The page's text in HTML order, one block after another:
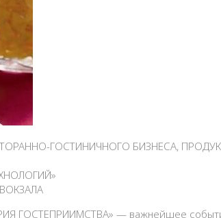
ГОСТИНИЧНОГО БИЗНЕСА,
ГОСТЕПРИИМСТВА» — важнейшее